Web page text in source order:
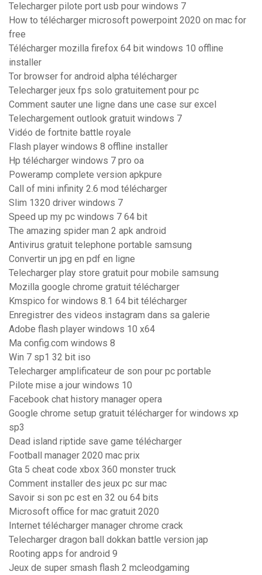
Telecharger pilote port usb pour windows 7
How to télécharger microsoft powerpoint 2020 on mac for
free
Télécharger mozilla firefox 64 bit windows 10 offline
installer
Tor browser for android alpha télécharger
Telecharger jeux fps solo gratuitement pour pc
Comment sauter une ligne dans une case sur excel
Telechargement outlook gratuit windows 7
Vidéo de fortnite battle royale
Flash player windows 8 offline installer
Hp télécharger windows 7 pro oa
Poweramp complete version apkpure
Call of mini infinity 2.6 mod télécharger
Slim 1320 driver windows 7
Speed up my pc windows 7 64 bit
The amazing spider man 2 apk android
Antivirus gratuit telephone portable samsung
Convertir un jpg en pdf en ligne
Telecharger play store gratuit pour mobile samsung
Mozilla google chrome gratuit télécharger
Kmspico for windows 8.1 64 bit télécharger
Enregistrer des videos instagram dans sa galerie
Adobe flash player windows 10 x64
Ma config.com windows 8
Win 7 sp1 32 bit iso
Telecharger amplificateur de son pour pc portable
Pilote mise a jour windows 10
Facebook chat history manager opera
Google chrome setup gratuit télécharger for windows xp
sp3
Dead island riptide save game télécharger
Football manager 2020 mac prix
Gta 5 cheat code xbox 360 monster truck
Comment installer des jeux pc sur mac
Savoir si son pc est en 32 ou 64 bits
Microsoft office for mac gratuit 2020
Internet télécharger manager chrome crack
Telecharger dragon ball dokkan battle version jap
Rooting apps for android 9
Jeux de super smash flash 2 mcleodgaming